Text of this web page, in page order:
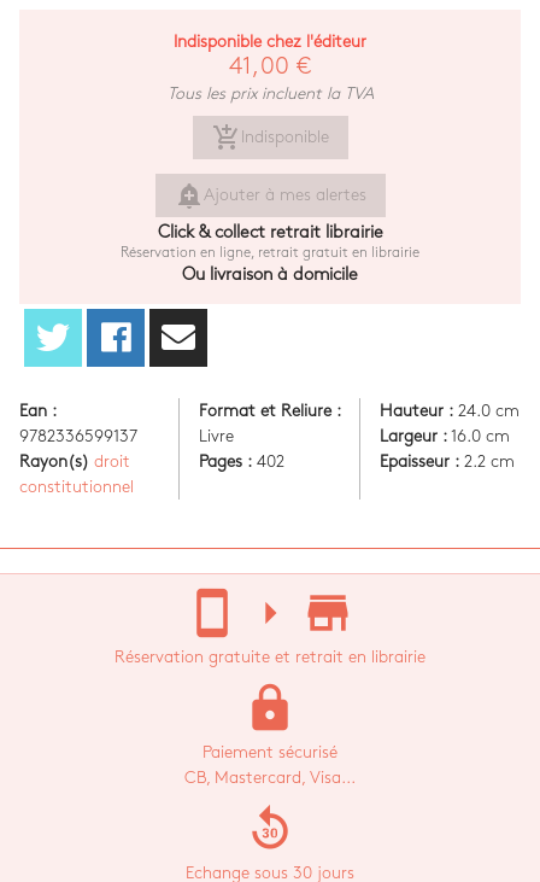
Indisponible chez l'éditeur
41,00 €
Tous les prix incluent la TVA
add_shopping_cart Indisponible
add_alert Ajouter à mes alertes
Click & collect retrait librairie
Réservation en ligne, retrait gratuit en librairie
Ou livraison à domicile
Ean :
9782336599137
Rayon(s) droit
constitutionnel
Format et Reliure :
Livre
Pages : 402
Hauteur :24.0 cm
Largeur :16.0 cm
Epaisseur :2.2 cm
stay_current_portrait arrow_right store_mall_directory
Réservation gratuite et retrait en librairie
lock
Paiement sécurisé
CB, Mastercard, Visa...
replay_30
Echange sous 30 jours